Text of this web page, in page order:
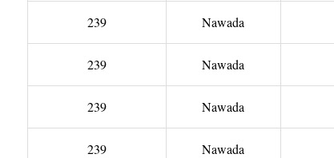
239 Nawada
239 Nawada
239 Nawada
239 Nawada